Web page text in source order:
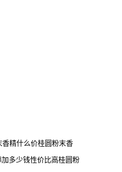
精什么价桂圆粉末香
多少钱性价比高桂圆粉